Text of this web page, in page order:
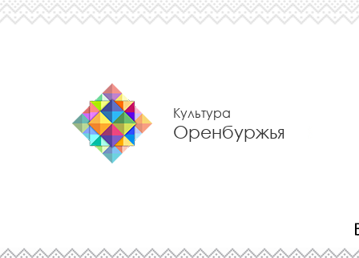
Культура
Оренбуржья